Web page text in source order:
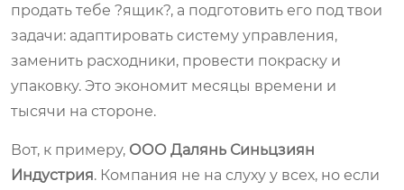
продать тебе ?ящик?, а подготовить его под твои
задачи: адаптировать систему управления,
заменить расходники, провести покраску и
упаковку. Это экономит месяцы времени и
тысячи на стороне.
Вот, к примеру, ООО Далянь Синьцзиян
Индустрия. Компания не на слуху у всех, но если